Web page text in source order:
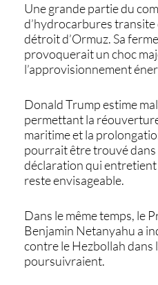
Une grande partie du
d’hydrocarbures
détroit d’Ormuz. Sa
provoquerait un choc
l’approvisionnement
Donald Trump estime
permettant la
maritime et la
pourrait être trouvé
déclaration qui entretient
reste envisageable.
Dans le même temps, le
Benjamin Netanyahu a
contre le Hezbollah dans
poursuivraient.